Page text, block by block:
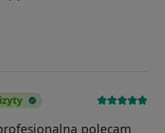
polecam